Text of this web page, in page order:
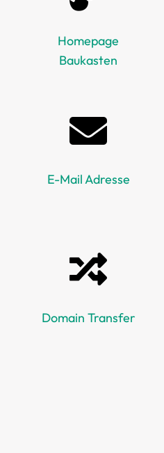
Homepage
Baukasten
E-Mail Adresse
Domain Transfer